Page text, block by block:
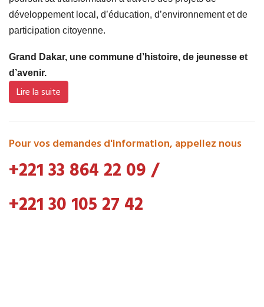
développement local, d’éducation, d’environnement et de
participation citoyenne.
Grand Dakar, une commune d’histoire, de jeunesse et
d’avenir.
Lire la suite
Pour vos demandes d'information, appellez nous
+221 33 864 22 09/
+221 30 105 27 42